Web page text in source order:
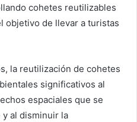
cohetes reutilizables
objetivo de llevar a turistas
la reutilización de cohetes
significativos al
espaciales que se
al disminuir la